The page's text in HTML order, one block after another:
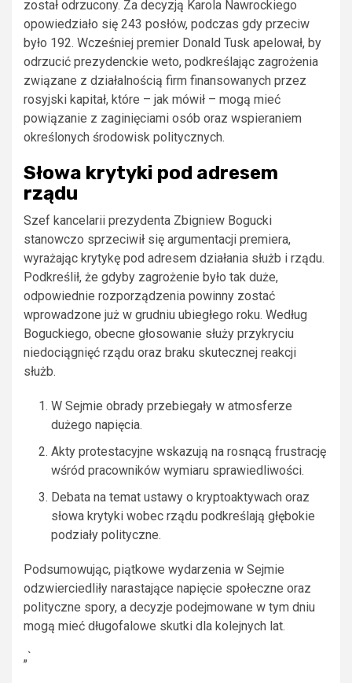
został odrzucony. Za decyzją Karola Nawrockiego
opowiedziało się 243 posłów, podczas gdy przeciw
było 192. Wcześniej premier Donald Tusk apelował, by
odrzucić prezydenckie weto, podkreślając zagrożenia
związane z działalnością firm finansowanych przez
rosyjski kapitał, które – jak mówił – mogą mieć
powiązanie z zaginięciami osób oraz wspieraniem
określonych środowisk politycznych.
Słowa krytyki pod adresem
rządu
Szef kancelarii prezydenta Zbigniew Bogucki
stanowczo sprzeciwił się argumentacji premiera,
wyrażając krytykę pod adresem działania służb i rządu.
Podkreślił, że gdyby zagrożenie było tak duże,
odpowiednie rozporządzenia powinny zostać
wprowadzone już w grudniu ubiegłego roku. Według
Boguckiego, obecne głosowanie służy przykryciu
niedociągnięć rządu oraz braku skutecznej reakcji
służb.
W Sejmie obrady przebiegały w atmosferze
dużego napięcia.
Akty protestacyjne wskazują na rosnącą frustrację
wśród pracowników wymiaru sprawiedliwości.
Debata na temat ustawy o kryptoaktywach oraz
słowa krytyki wobec rządu podkreślają głębokie
podziały polityczne.
Podsumowując, piątkowe wydarzenia w Sejmie
odzwierciedliły narastające napięcie społeczne oraz
polityczne spory, a decyzje podejmowane w tym dniu
mogą mieć długofalowe skutki dla kolejnych lat.
„`